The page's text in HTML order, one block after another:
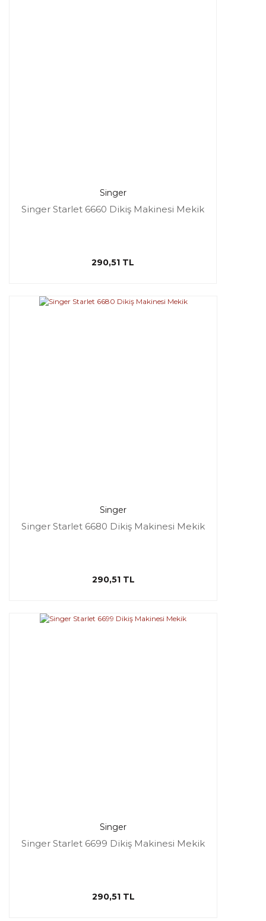
Singer
Singer Starlet 6660 Dikiş Makinesi Mekik
290,51 TL
Singer
Singer Starlet 6680 Dikiş Makinesi Mekik
290,51 TL
Singer
Singer Starlet 6699 Dikiş Makinesi Mekik
290,51 TL